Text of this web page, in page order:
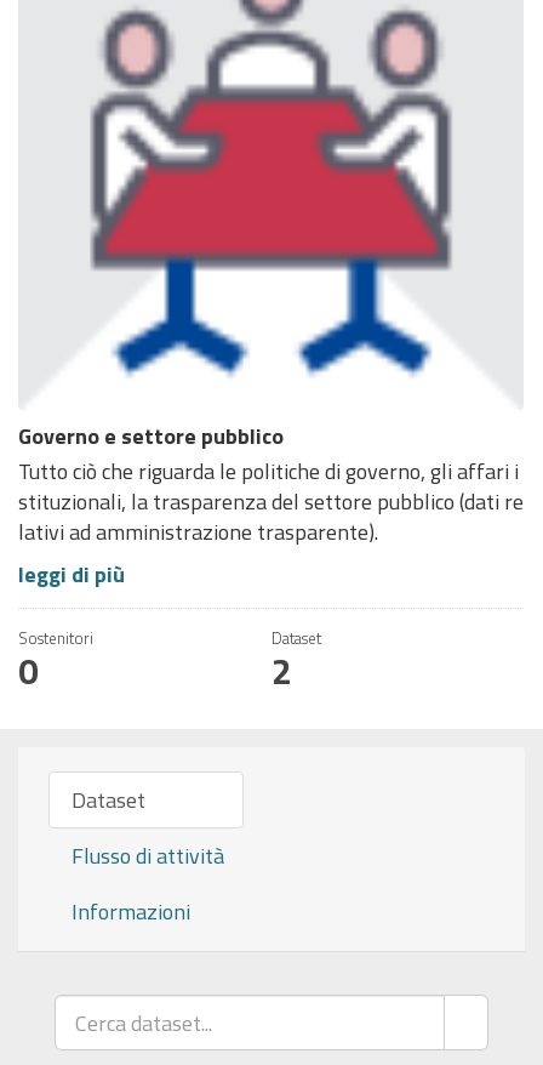
Governo e settore pubblico
Tutto ciò che riguarda le politiche di governo, gli affari i
stituzionali, la trasparenza del settore pubblico (dati re
lativi ad amministrazione trasparente).
leggi di più
Sostenitori
0
Dataset
2
Dataset
Flusso di attività
Informazioni